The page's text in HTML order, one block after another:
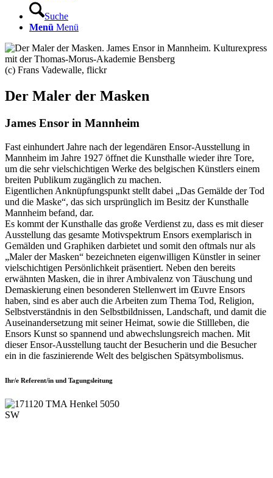
Suche
Menü Menü
(c) Frans Vadewalle, flickr
Der Maler der Masken
James Ensor in Mannheim
Fast einhundert Jahre nach der legendären Ensor-Ausstellung in
Mannheim im Jahre 1927 öffnet die Kunsthalle wieder ihre Tore,
um die sehr vielschichtigen Werke des belgischen Künstlers einem
breiten Publikum zugänglich zu machen.
Eigentlichen Anknüpfungspunkt stellt dabei „Das Gemälde der Tod
und die Maske“, das sich ursprünglich im Besitz der Kunsthalle
Mannheim befand, dar.
Es kommt der Kunsthalle das große Verdienst zu, dass es mit dieser
Ausstellung das gesamte Motivspektrum Ensors exemplarisch in
Gemälden und Graphiken darbietet und somit den oftmals nur als
„Maler der Masken“ bezeichneten eigenwilligen Künstler in seiner
vielschichtigen Persönlichkeit präsentiert. Neben den bereits
erwähnten Masken, die in ihrer Ambivalenz von Täuschung und
Demaskierung einen besonderen Stellenwert im Œuvre Ensors
haben, sind es aber auch die Arbeiten zum Thema Tod, Religion,
Selbstverständnis in den Selbstbildnissen, Landschaft, und damit die
Auseinandersetzung mit seiner Heimat, sowie die Stillleben, die
Ensors Kunst so spannend und abwechslungsreich machen. Mit
dieser Ensor-Ausstellung taucht der Besucherin und die Besucher
ein in die faszinierende Welt des belgischen Spätsymbolismus.
Ihr/e Referent/in und Tagungsleitung